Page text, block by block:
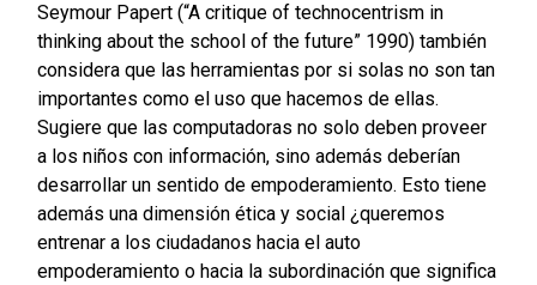
Seymour Papert (“A critique of technocentrism in
thinking about the school of the future” 1990) también
considera que las herramientas por si solas no son tan
importantes como el uso que hacemos de ellas.
Sugiere que las computadoras no solo deben proveer
a los niños con información, sino además deberían
desarrollar un sentido de empoderamiento. Esto tiene
además una dimensión ética y social ¿queremos
entrenar a los ciudadanos hacia el auto
empoderamiento o hacia la subordinación que significa